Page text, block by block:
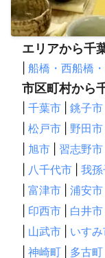
エリアから千
船橋・西船橋
市区町村から
千葉市 銚子市
松戸市 野田市
旭市 習志野市
八千代市 我
富津市 浦安市
印西市 白井市
山武市 いす
神崎町 多古町